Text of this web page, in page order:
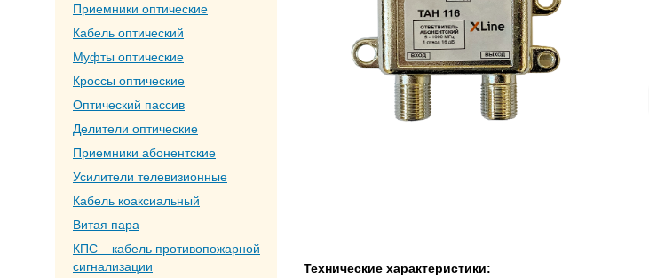
Приемники оптические
Кабель оптический
Муфты оптические
Кроссы оптические
Оптический пассив
Делители оптические
Приемники абонентские
Усилители телевизионные
Кабель коаксиальный
Витая пара
КПС – кабель противопожарной
сигнализации
Технические характеристики: